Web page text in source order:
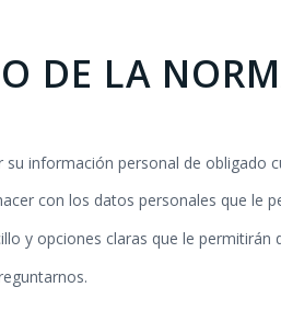
DE LA
información personal de obligado
con los datos personales que le
y opciones claras que le